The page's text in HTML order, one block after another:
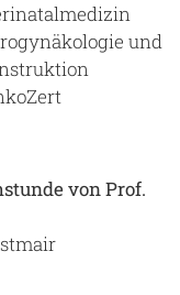
und
von Prof.